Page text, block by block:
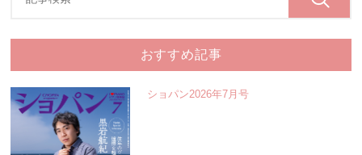
おすすめ記事
ショパン2026年7月号